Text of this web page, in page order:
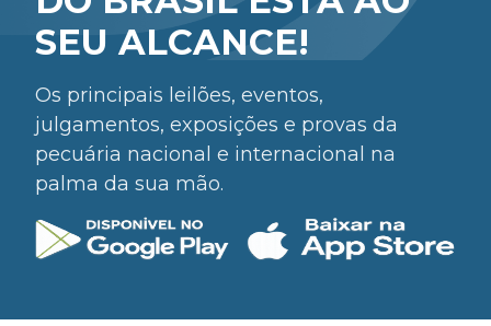
SEU ALCANCE!
Os principais leilões, eventos,
julgamentos, exposições e provas da
pecuária nacional e internacional na
palma da sua mão.